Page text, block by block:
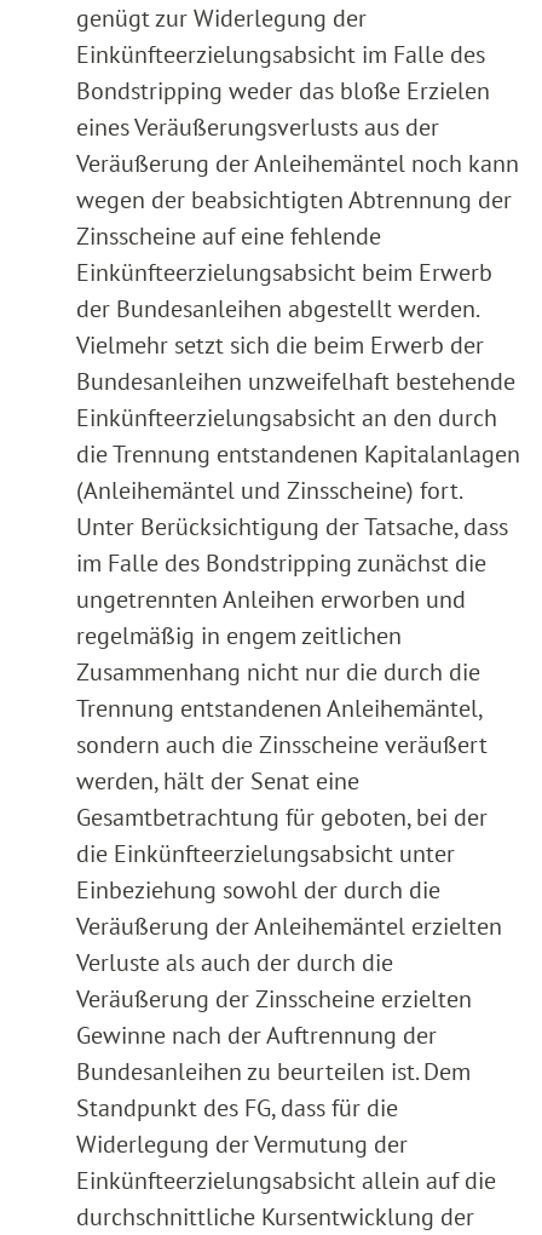
genügt zur Widerlegung der
Einkünfteerzielungsabsicht im Falle des
Bondstripping weder das bloße Erzielen
eines Veräußerungsverlusts aus der
Veräußerung der Anleihemäntel noch kann
wegen der beabsichtigten Abtrennung der
Zinsscheine auf eine fehlende
Einkünfteerzielungsabsicht beim Erwerb
der Bundesanleihen abgestellt werden.
Vielmehr setzt sich die beim Erwerb der
Bundesanleihen unzweifelhaft bestehende
Einkünfteerzielungsabsicht an den durch
die Trennung entstandenen Kapitalanlagen
(Anleihemäntel und Zinsscheine) fort.
Unter Berücksichtigung der Tatsache, dass
im Falle des Bondstripping zunächst die
ungetrennten Anleihen erworben und
regelmäßig in engem zeitlichen
Zusammenhang nicht nur die durch die
Trennung entstandenen Anleihemäntel,
sondern auch die Zinsscheine veräußert
werden, hält der Senat eine
Gesamtbetrachtung für geboten, bei der
die Einkünfteerzielungsabsicht unter
Einbeziehung sowohl der durch die
Veräußerung der Anleihemäntel erzielten
Verluste als auch der durch die
Veräußerung der Zinsscheine erzielten
Gewinne nach der Auftrennung der
Bundesanleihen zu beurteilen ist. Dem
Standpunkt des FG, dass für die
Widerlegung der Vermutung der
Einkünfteerzielungsabsicht allein auf die
durchschnittliche Kursentwicklung der